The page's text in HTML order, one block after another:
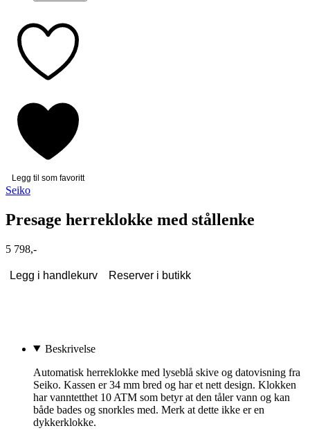
Legg til som favoritt
Seiko
Presage herreklokke med stållenke
5 798,-
Legg i handlekurv Reserver i butikk
Beskrivelse
Automatisk herreklokke med lyseblå skive og datovisning fra
Seiko. Kassen er 34 mm bred og har et nett design. Klokken
har vanntetthet 10 ATM som betyr at den tåler vann og kan
både bades og snorkles med. Merk at dette ikke er en
dykkerklokke.